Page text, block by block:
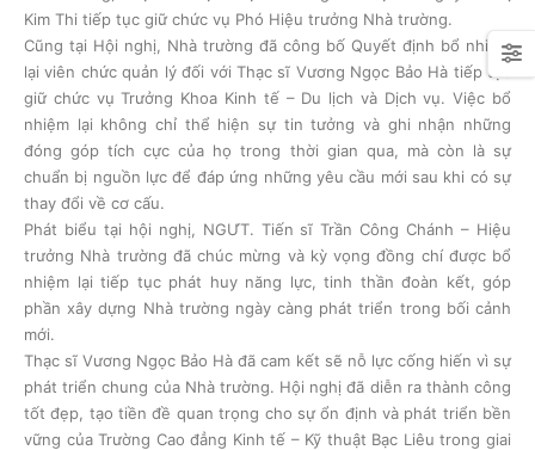
Kim Thi tiếp tục giữ chức vụ Phó Hiệu trưởng Nhà trường.
Cũng tại Hội nghị, Nhà trường đã công bố Quyết định bổ nhiệm
lại viên chức quản lý đối với Thạc sĩ Vương Ngọc Bảo Hà tiếp tục
giữ chức vụ Trưởng Khoa Kinh tế – Du lịch và Dịch vụ. Việc bổ
nhiệm lại không chỉ thể hiện sự tin tưởng và ghi nhận những
đóng góp tích cực của họ trong thời gian qua, mà còn là sự
chuẩn bị nguồn lực để đáp ứng những yêu cầu mới sau khi có sự
thay đổi về cơ cấu.
Phát biểu tại hội nghị, NGƯT. Tiến sĩ Trần Công Chánh – Hiệu
trưởng Nhà trường đã chúc mừng và kỳ vọng đồng chí được bổ
nhiệm lại tiếp tục phát huy năng lực, tinh thần đoàn kết, góp
phần xây dựng Nhà trường ngày càng phát triển trong bối cảnh
mới.
Thạc sĩ Vương Ngọc Bảo Hà đã cam kết sẽ nỗ lực cống hiến vì sự
phát triển chung của Nhà trường. Hội nghị đã diễn ra thành công
tốt đẹp, tạo tiền đề quan trọng cho sự ổn định và phát triển bền
vững của Trường Cao đẳng Kinh tế – Kỹ thuật Bạc Liêu trong giai